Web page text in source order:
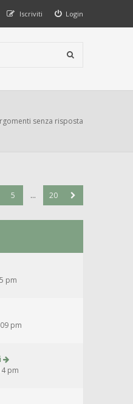
Login
Iscriviti
senza risposta
5 … 20
pm
pm
pm